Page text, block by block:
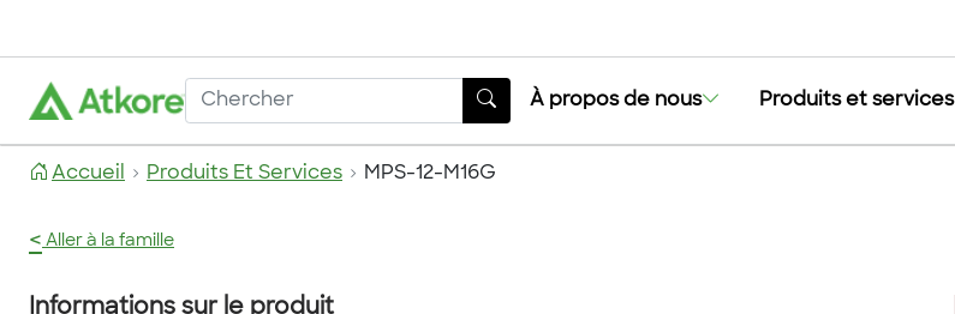
À propos de nous Produits et services
Accueil Produits Et Services MPS-12-M16G
< Aller à la famille
Informations sur le produit